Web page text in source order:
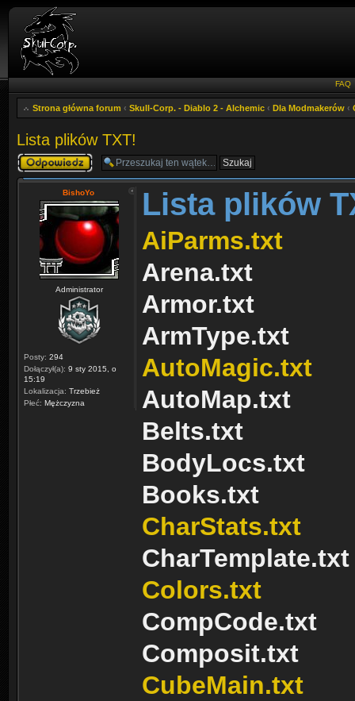
FAQ
Strona główna forum ‹ Skull-Corp. - Diablo 2 - Alchemic ‹ Dla Modmakerów ‹
Lista plików TXT!
Odpowiedz
BishoYo
Administrator
Posty: 294
Dołączył(a): 9 sty 2015, o
15:19
Lokalizacja: Trzebież
Płeć: Mężczyzna
Lista plików
AiParms.txt
Arena.txt
Armor.txt
ArmType.txt
AutoMagic.txt
AutoMap.txt
Belts.txt
BodyLocs.txt
Books.txt
CharStats.txt
CharTemplate.txt
Colors.txt
CompCode.txt
Composit.txt
CubeMain.txt